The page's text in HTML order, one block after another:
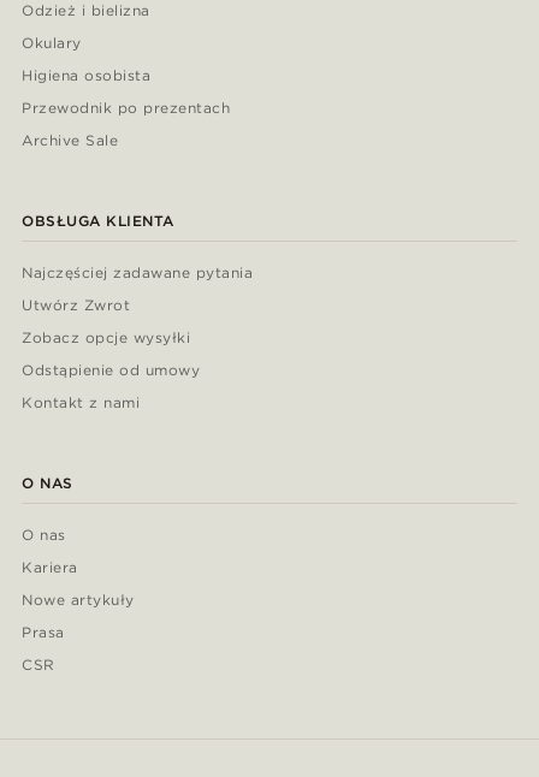
Odzież i bielizna
Okulary
Higiena osobista
Przewodnik po prezentach
Archive Sale
OBSŁUGA KLIENTA
Najczęściej zadawane pytania
Utwórz Zwrot
Zobacz opcje wysyłki
Odstąpienie od umowy
Kontakt z nami
O NAS
O nas
Kariera
Nowe artykuły
Prasa
CSR